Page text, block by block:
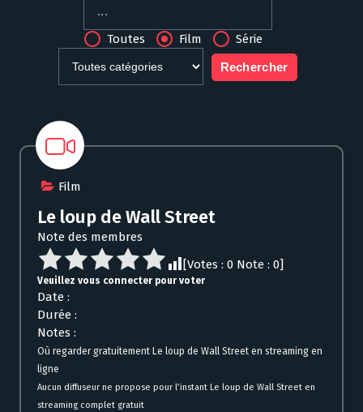
Toutes Film Série
Film
Le loup de Wall Street
Note des membres
[Votes : 0 Note : 0]
Veuillez vous connecter pour voter
Date :
Durée :
Notes :
Où regarder gratuitement Le loup de Wall Street en streaming en
ligne
Aucun diffuseur ne propose pour l’instant Le loup de Wall Street en
streaming complet gratuit